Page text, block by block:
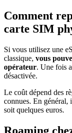
Comment
carte SIM
Si vous utilisez une
classique, vous
opérateur. Une fois
désactivée.
Le coût dépend des
connues. En général,
soit quelques euros.